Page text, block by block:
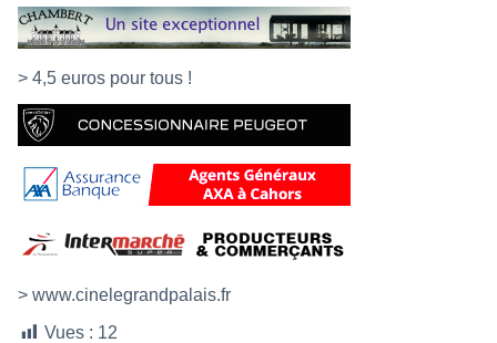
> 4,5 euros pour tous !
> www.cinelegrandpalais.fr
Vues : 12